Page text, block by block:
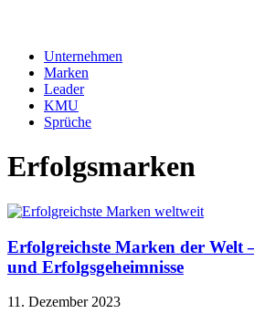
Unternehmen
Marken
Leader
KMU
Sprüche
Erfolgsmarken
Erfolgreichste Marken der Welt
und Erfolgsgeheimnisse
11. Dezember 2023